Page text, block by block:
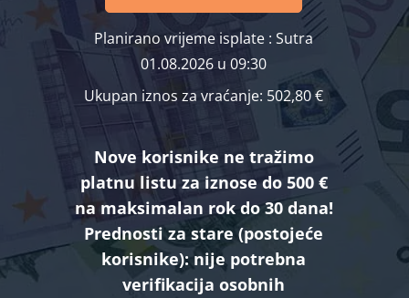
Planirano vrijeme isplate : Sutra
01.08.2026 u 09:30
Ukupan iznos za vraćanje: 502,80 €
Nove korisnike ne tražimo
platnu listu za iznose do 500 €
na maksimalan rok do 30 dana!
Prednosti za stare (postojeće
korisnike): nije potrebna
verifikacija osobnih